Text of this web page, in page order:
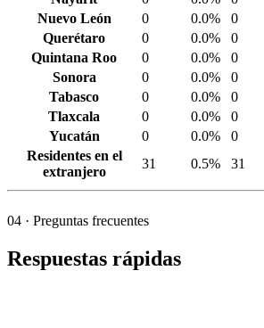
Nuevo León
0 0.0% 0
Querétaro
0 0.0% 0
Quintana Roo
0 0.0% 0
Sonora
0 0.0% 0
Tabasco
0 0.0% 0
Tlaxcala
0 0.0% 0
Yucatán
0 0.0% 0
Residentes en el
extranjero
31 0.5% 31
04 · Preguntas frecuentes
Respuestas rápidas